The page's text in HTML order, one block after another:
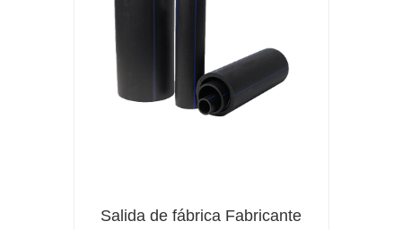
Salida de fábrica Fabricante